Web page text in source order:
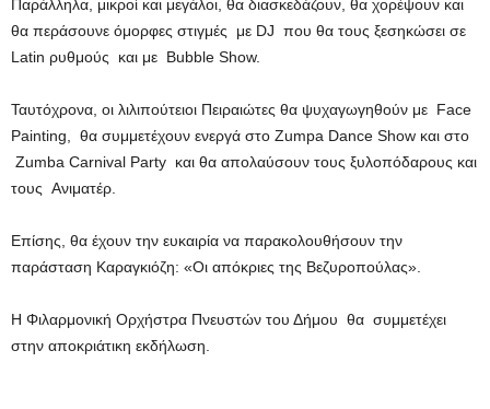
Παράλληλα, μικροί και μεγάλοι, θα διασκεδάζουν, θα χορέψουν και
θα περάσουνε όμορφες στιγμές με DJ που θα τους ξεσηκώσει σε
Latin ρυθμούς και με Bubble Show.
Ταυτόχρονα, οι λιλιπούτειοι Πειραιώτες θα ψυχαγωγηθούν με Face
Painting, θα συμμετέχουν ενεργά στο Zumpa Dance Show και στο
Zumba Carnival Party και θα απολαύσουν τους ξυλοπόδαρους και
τους Ανιματέρ.
Επίσης, θα έχουν την ευκαιρία να παρακολουθήσουν την
παράσταση Καραγκιόζη: «Οι απόκριες της Βεζυροπούλας».
Η Φιλαρμονική Ορχήστρα Πνευστών του Δήμου θα συμμετέχει
στην αποκριάτικη εκδήλωση.